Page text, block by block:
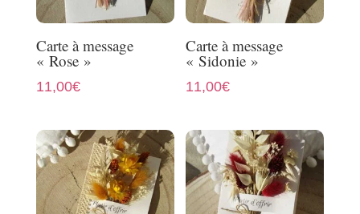
Carte à message
« Rose »
11,00€
Carte à message
« Sidonie »
11,00€